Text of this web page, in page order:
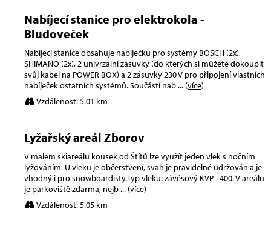
Nabíjecí stanice pro elektrokola -
Bludoveček
Nabíjecí stanice obsahuje nabíječku pro systémy BOSCH (2x),
SHIMANO (2x), 2 univrzální zásuvky (do kterých si můžete dokoupit
svůj kabel na POWER BOX) a 2 zásuvky 230 V pro připojení vlastních
nabíječek ostatních systémů. Součástí nab... (více)
Vzdálenost: 5.01 km
Lyžařský areál Zborov
V malém skiareálu kousek od Štítů lze využít jeden vlek s nočním
lyžováním. U vleku je občerstvení, svah je pravidelně udržován a je
vhodný i pro snowboardisty.Typ vleku: závěsový KVP - 400. V areálu
je parkoviště zdarma, nejb... (více)
Vzdálenost: 5.05 km